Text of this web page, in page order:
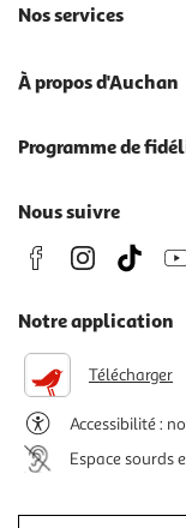
Nos services
À propos d'Auchan
Programme de
Nous suivre
Notre application
Télécharger
Accessibilité :
Espace sourds